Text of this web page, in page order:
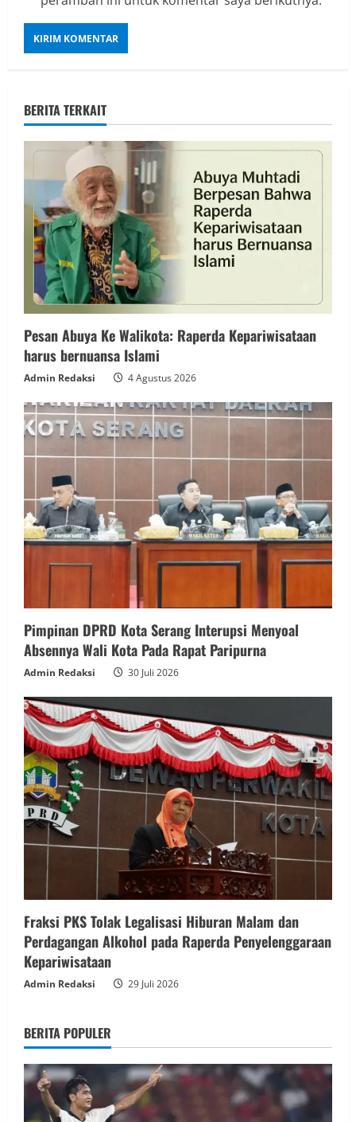
BERITA TERKAIT
Pesan Abuya Ke Walikota: Raperda Kepariwisataan
harus bernuansa Islami
Admin Redaksi 4 Agustus 2026
Pimpinan DPRD Kota Serang Interupsi Menyoal
Absennya Wali Kota Pada Rapat Paripurna
Admin Redaksi 30 Juli 2026
Fraksi PKS Tolak Legalisasi Hiburan Malam dan
Perdagangan Alkohol pada Raperda Penyelenggaraan
Kepariwisataan
Admin Redaksi 29 Juli 2026
BERITA POPULER